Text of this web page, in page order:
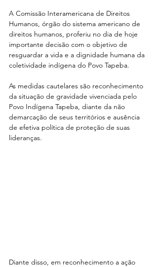
A Comissão Interamericana de Direitos
Humanos, órgão do sistema americano de
direitos humanos, proferiu no dia de hoje
importante decisão com o objetivo de
resguardar a vida e a dignidade humana da
coletividade indígena do Povo Tapeba.
As medidas cautelares são reconhecimento
da situação de gravidade vivenciada pelo
Povo Indígena Tapeba, diante da não
demarcação de seus territórios e ausência
de efetiva política de proteção de suas
lideranças.
Diante disso, em reconhecimento a ação